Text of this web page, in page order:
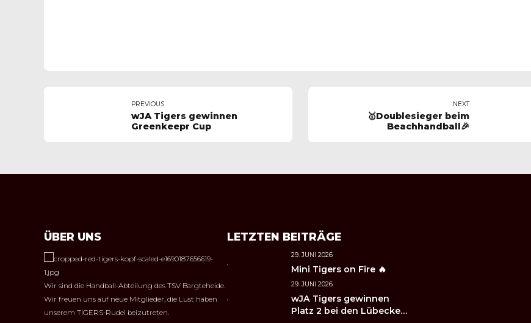
PREVIOUS
wJA Tigers gewinnen
Greenkeepr Cup
NEXT
🥇Doublesieger beim
Beachhandball🎉
ÜBER UNS
Wir sind die Handball-Abteilung des TSV Bargteheide.
Wir freuen uns auf neue Mitglieder, die Lust haben
unserem TIGERS-Rudel beizutreten.
LETZTEN BEITRÄGE
29. JUNI 2026
Mini Tigers on Fire 🔥
29. JUNI 2026
wJA Tigers gewinnen
Platz 2 bei den Lübecker